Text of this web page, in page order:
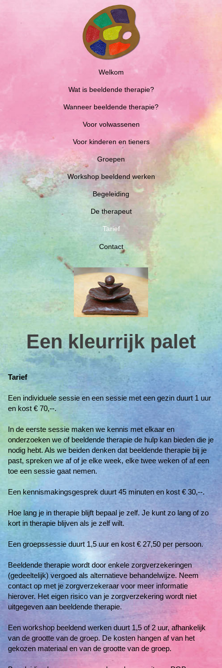
Welkom
Wat is beeldende therapie?
Wanneer beeldende therapie?
Voor volwassenen
Voor kinderen en tieners
Groepen
Workshop beeldend werken
Begeleiding
De therapeut
Tarief
Contact
Een kleurrijk palet
Tarief
Een individuele sessie en een sessie met een gezin duurt 1 uur
en kost € 70,--.
In de eerste sessie maken we kennis met elkaar en
onderzoeken we of beeldende therapie de hulp kan bieden die je
nodig hebt. Als we beiden denken dat beeldende therapie bij je
past, spreken we af of je elke week, elke twee weken of af een
toe een sessie gaat nemen.
Een kennismakingsgesprek duurt 45 minuten en kost € 30,--.
Hoe lang je in therapie blijft bepaal je zelf. Je kunt zo lang of zo
kort in therapie blijven als je zelf wilt.
Een groepssessie duurt 1,5 uur en kost € 27,50 per persoon.
Beeldende therapie wordt door enkele zorgverzekeringen
(gedeeltelijk) vergoed als alternatieve behandelwijze. Neem
contact op met je zorgverzekeraar voor meer informatie
hierover. Het eigen risico van je zorgverzekering wordt niet
uitgegeven aan beeldende therapie.
Een workshop beeldend werken duurt 1,5 of 2 uur, afhankelijk
van de grootte van de groep. De kosten hangen af van het
gekozen materiaal en van de grootte van de groep.